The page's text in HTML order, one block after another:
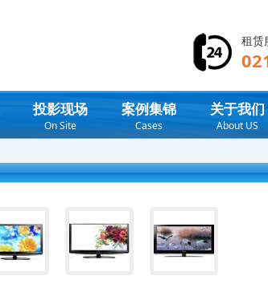
租赁
投影现场
On Site
案例集锦
Cases
关于我们
About US